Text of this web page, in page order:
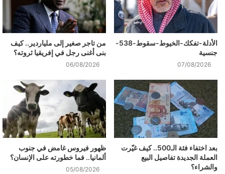
الأدلة-تفكك-الخيوط-سقوط-538-
جنسية
07/08/2026
من تاجر صغير إلى ملياردير.. كيف
بنى أغنى رجل في إفريقيا ثروته؟
06/08/2026
بعد اختفاء فئة الـ500.. كيف غيّرت
العملة الجديدة تفاصيل البيع
والشراء؟
ظهور فيروس غامض في جنوب
ألمانيا.. فما خطورته على الإنسان؟
05/08/2026